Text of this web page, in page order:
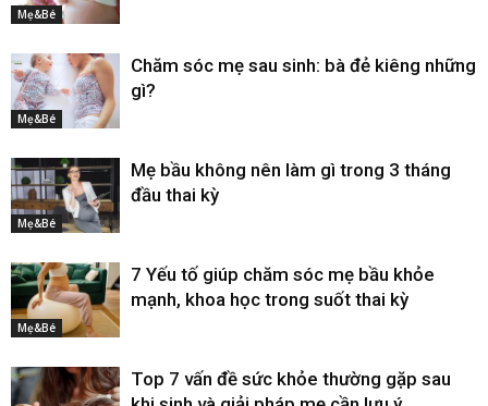
Mẹ&Bé
Mẹ&Bé
Chăm sóc mẹ sau sinh: bà đẻ kiêng những
gì?
Mẹ&Bé
Mẹ bầu không nên làm gì trong 3 tháng
đầu thai kỳ
Mẹ&Bé
7 Yếu tố giúp chăm sóc mẹ bầu khỏe
mạnh, khoa học trong suốt thai kỳ
Top 7 vấn đề sức khỏe thường gặp sau